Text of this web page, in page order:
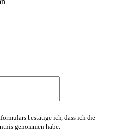
bestätige ich, dass ich die
genommen habe.